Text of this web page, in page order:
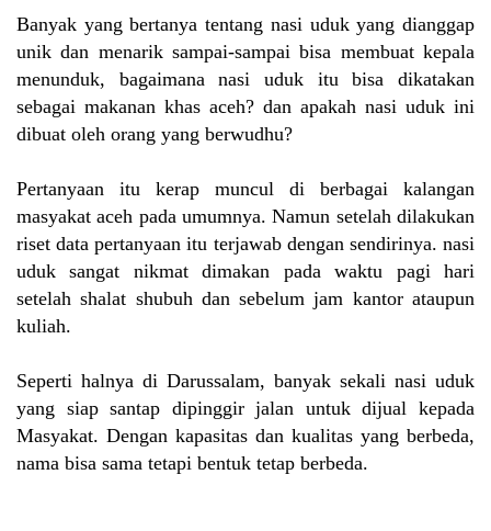
Banyak yang bertanya tentang nasi uduk yang dianggap
unik dan menarik sampai-sampai bisa membuat kepala
menunduk, bagaimana nasi uduk itu bisa dikatakan
sebagai makanan khas aceh? dan apakah nasi uduk ini
dibuat oleh orang yang berwudhu?
Pertanyaan itu kerap muncul di berbagai kalangan
masyakat aceh pada umumnya. Namun setelah dilakukan
riset data pertanyaan itu terjawab dengan sendirinya. nasi
uduk sangat nikmat dimakan pada waktu pagi hari
setelah shalat shubuh dan sebelum jam kantor ataupun
kuliah.
Seperti halnya di Darussalam, banyak sekali nasi uduk
yang siap santap dipinggir jalan untuk dijual kepada
Masyakat. Dengan kapasitas dan kualitas yang berbeda,
nama bisa sama tetapi bentuk tetap berbeda.